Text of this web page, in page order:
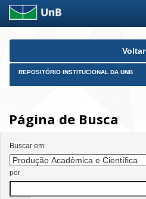
Skip
Voltar
REPOSITÓRIO INSTITUCIONAL DA UNB
Página de Busca
Buscar em:
por